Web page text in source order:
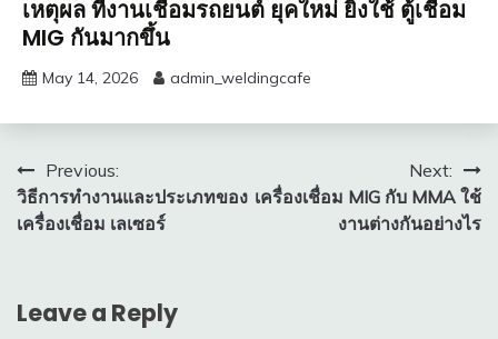
เหตุผล ที่งานเชื่อมรถยนต์ ยุคใหม่ ยิ่งใช้ ตู้เชื่อม
MIG กันมากขึ้น
May 14, 2026 admin_weldingcafe
Post
navigation
Previous:
วิธีการทำงานและประเภทของ
เครื่องเชื่อม เลเซอร์
Next:
เครื่องเชื่อม MIG กับ MMA ใช้
งานต่างกันอย่างไร
Leave a Reply